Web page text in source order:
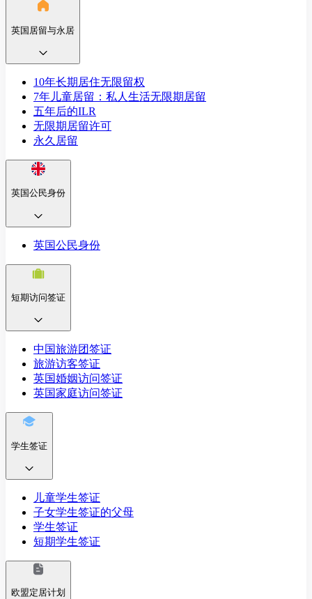
英国居留与永居
10年长期居住无限留权
7年儿童居留：私人生活无限期居留
五年后的ILR
无限期居留许可
永久居留
英国公民身份
英国公民身份
短期访问签证
中国旅游团签证
旅游访客签证
英国婚姻访问签证
英国家庭访问签证
学生签证
儿童学生签证
子女学生签证的父母
学生签证
短期学生签证
欧盟定居计划